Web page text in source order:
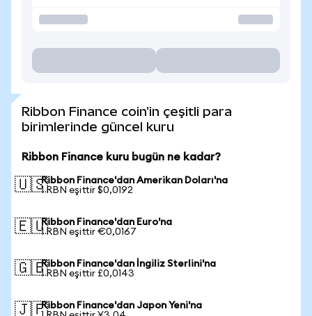
Ribbon Finance coin'in çeşitli para
birimlerinde güncel kuru
Ribbon Finance kuru bugün ne kadar?
🇺🇸Ribbon Finance'dan Amerikan Doları'na
1 RBN eşittir $0,0192
🇪🇺Ribbon Finance'dan Euro'na
1 RBN eşittir €0,0167
🇬🇧Ribbon Finance'dan İngiliz Sterlini'na
1 RBN eşittir £0,0143
🇯🇵Ribbon Finance'dan Japon Yeni'na